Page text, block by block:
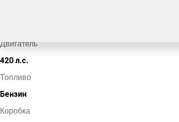
Двигатель
420 л.с.
Топливо
Бензин
Коробка